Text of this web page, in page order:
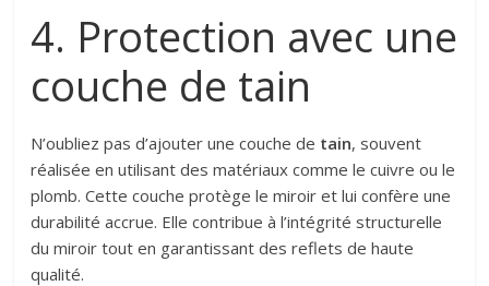
4. Protection avec une
couche de tain
N’oubliez pas d’ajouter une couche de tain, souvent
réalisée en utilisant des matériaux comme le cuivre ou le
plomb. Cette couche protège le miroir et lui confère une
durabilité accrue. Elle contribue à l’intégrité structurelle
du miroir tout en garantissant des reflets de haute
qualité.